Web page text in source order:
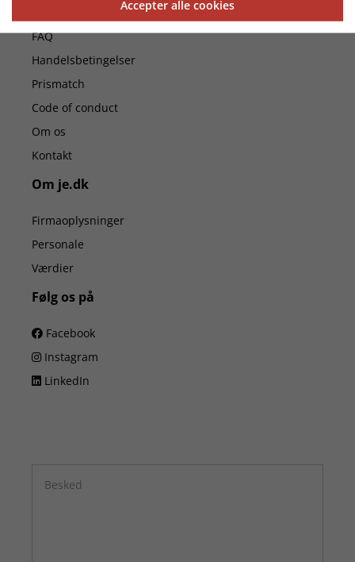
FAQ
Handelsbetingelser
Prismatch
Code of conduct
Om os
Kontakt
Om je.dk
Firmaoplysninger
Personale
Værdier
Følg os på
Facebook
Instagram
LinkedIn
Accepter alle cookies